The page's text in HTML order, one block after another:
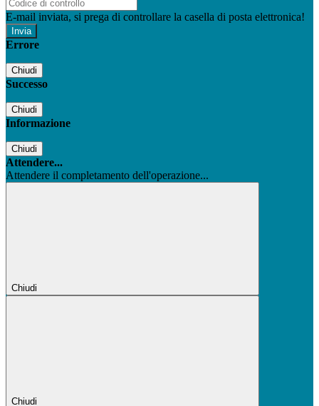
E-mail inviata, si prega di controllare la casella di posta elettronica!
Errore
Chiudi
Successo
Chiudi
Informazione
Chiudi
Attendere...
Attendere il completamento dell'operazione...
Chiudi
Chiudi